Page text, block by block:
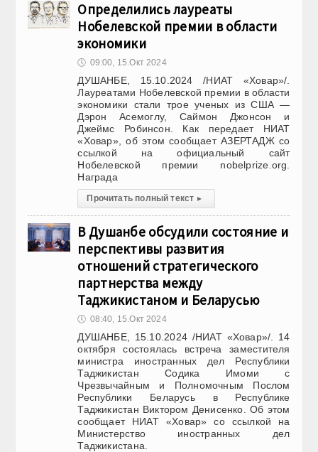
Определились лауреаты
Нобелевской премии в области
экономики
🕔 09:00, 15.Окт 2024
ДУШАНБЕ, 15.10.2024 /НИАТ «Ховар»/.
Лауреатами Нобелевской премии в области
экономики стали трое ученых из США —
Дэрон Асемоглу, Саймон Джонсон и
Джеймс Робинсон. Как передает НИАТ
«Ховар», об этом сообщает АЗЕРТАДЖ со
ссылкой на официальный сайт
Нобелевской премии nobelprize.org.
Награда
Прочитать полный текст ▸
В Душанбе обсудили состояние и
перспективы развития
отношений стратегического
партнерства между
Таджикистаном и Беларусью
🕔 08:40, 15.Окт 2024
ДУШАНБЕ, 15.10.2024 /НИАТ «Ховар»/. 14
октября состоялась встреча заместителя
министра иностранных дел Республики
Таджикистан Содика Имоми с
Чрезвычайным и Полномочным Послом
Республики Беларусь в Республике
Таджикистан Виктором Денисенко. Об этом
сообщает НИАТ «Ховар» со ссылкой на
Министерство иностранных дел
Таджикистана.